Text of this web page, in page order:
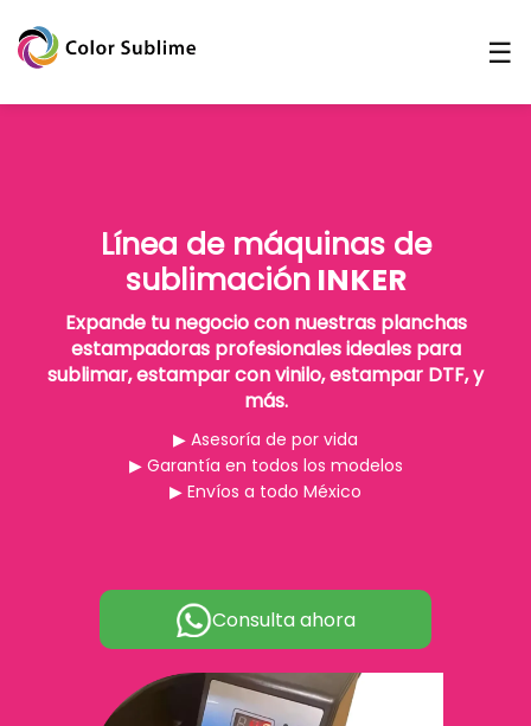
☰
Línea de máquinas de
sublimaciónINKER
Expande tu negocio con nuestras planchas
estampadoras profesionales ideales para
sublimar, estampar con vinilo, estampar DTF, y
más.
▶ Asesoría de por vida
▶ Garantía en todos los modelos
▶ Envíos a todo México
Consulta ahora